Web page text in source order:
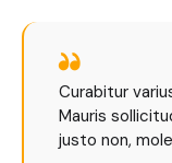
Curabitur
Mauris
justo non,